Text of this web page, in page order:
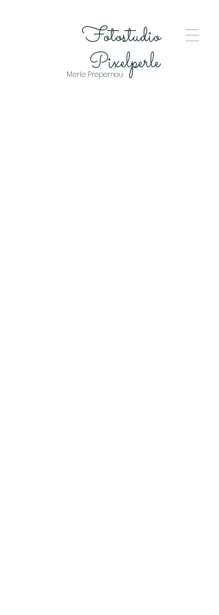
Fotostudio
Pixelperle
Merle Prepernau